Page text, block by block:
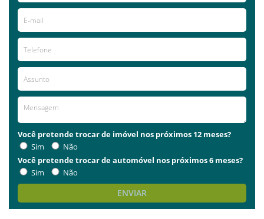
Você pretende trocar de imóvel nos próximos 12 meses?
Sim
Não
Você pretende trocar de automóvel nos próximos 6 meses?
Sim
Não
ENVIAR